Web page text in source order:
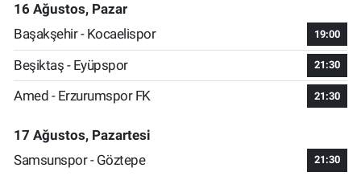
16 Ağustos, Pazar
Başakşehir - Kocaelispor
19:00
Beşiktaş - Eyüpspor 21:30
Amed - Erzurumspor FK 21:30
17 Ağustos, Pazartesi
Samsunspor - Göztepe
21:30